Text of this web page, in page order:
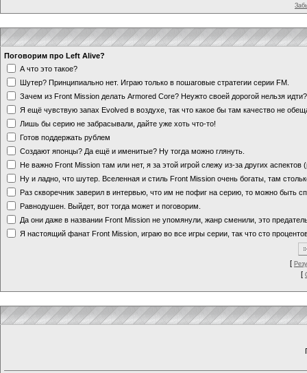
Поговорим про Left Alive?
А что это такое?
Шутер? Принципиально нет. Играю только в пошаговые стратегии серии FM.
Зачем из Front Mission делать Armored Core? Неужто своей дорогой нельзя
Я ещё чувствую запах Evolved в воздухе, так что какое бы там качество не
Лишь бы серию не забрасывали, дайте уже хоть что-то!
Готов поддержать рублем
Создают японцы? Да ещё и именитые? Ну тогда можно глянуть.
Не важно Front Mission там или нет, я за этой игрой слежу из-за других аспектов
Ну и ладно, что шутер. Вселенная и стиль Front Mission очень богаты, там
Раз скворечник заверил в интервью, что им не пофиг на серию, то можно быть
Равнодушен. Выйдет, вот тогда может и поговорим.
Да они даже в названии Front Mission не упомянули, жанр сменили, это
Я настоящий фанат Front Mission, играю во все игры серии, так что сто
[
[